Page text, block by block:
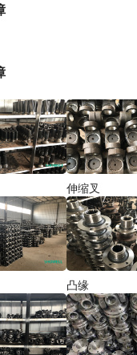
伸缩叉
凸缘